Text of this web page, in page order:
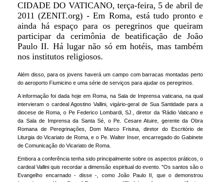
CIDADE DO VATICANO, terça-feira, 5 de abril de
2011 (ZENIT.org) - Em Roma, está tudo pronto e
ainda há espaço para os peregrinos que queiram
participar da cerimônia de beatificação de João
Paulo II. Há lugar não só em hotéis, mas também
nos institutos religiosos.
Além disso, para os jovens haverá um campo com barracas montadas perto
do aeroporto Fiumicino e uma série de serviços para ajudar os peregrinos.
A informação foi dada hoje em Roma, na Sala de Imprensa vaticana, na qual
intervieram o cardeal Agostino Vallini, vigário-geral de Sua Santidade para a
diocese de Roma, o Pe Federico Lombardi, SJ., diretor da ‘Rádio Vaticano e
da Sala de Imprensa da Santa Sé, o Pe. Cesare Atuire, gerente da Obra
Romana de Peregrinações, Dom Marco Frisina, diretor do Escritório de
Liturgia do Vicariato de Roma, e o Pe. Walter Inser, encarregado do Gabinete
de Comunicação do Vicariato de Roma.
Embora a conferência tenha sido principalmente sobre os aspectos práticos, o
cardeal Vallini quis recordar a dimensão espiritual do evento. "Os santos são o
Evangelho encarnado - disse -, como João Paulo II, que o demonstrou